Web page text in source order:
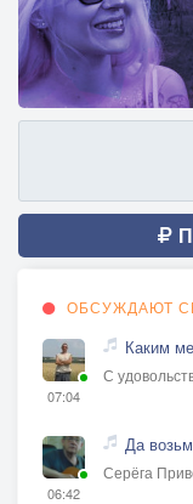
ОБСУЖДАЮТ
07:04
Каким
С
06:42
Да
Серёга